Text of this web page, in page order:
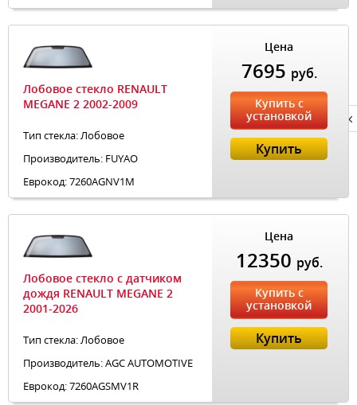
Лобовое стекло RENAULT
MEGANE 2 2002-2009
Тип стекла: Лобовое
Производитель: FUYAO
Еврокод: 7260AGNV1M
Цена
7695 руб.
Купить с
установкой
Купить
Лобовое стекло с датчиком
дождя RENAULT MEGANE 2
2001-2026
Тип стекла: Лобовое
Производитель: AGC AUTOMOTIVE
Еврокод: 7260AGSMV1R
Цена
12350 руб.
Купить с
установкой
Купить
Privacy notice